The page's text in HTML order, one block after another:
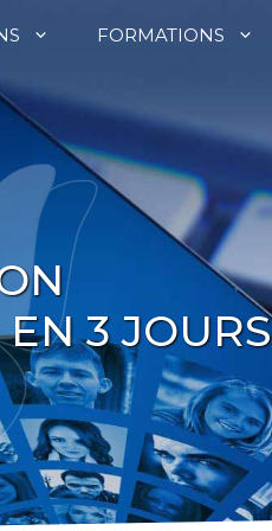
FORMATIONS
3 JOURS